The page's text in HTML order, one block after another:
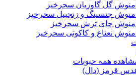
گل گاوزبان سحرخیز
جنسینگ و زنجبیل سحرخیز
چای ترش سحرخیز
نعناع و کاکوتی سحرخیز
همه حبوبات
قرمز (دال)